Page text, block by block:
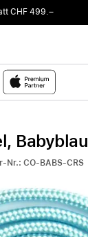
Babyblau
CO-BABS-CRS